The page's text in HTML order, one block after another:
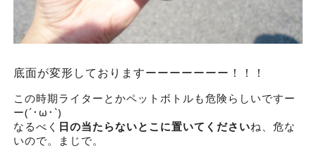
底面が変形しておりますーーーーーーー！！！
この時期ライターとかペットボトルも危険らしいですー
ー(´･ω･`)
なるべく 日の当たらないとこに置いてくださいね、危な
いので。まじで。